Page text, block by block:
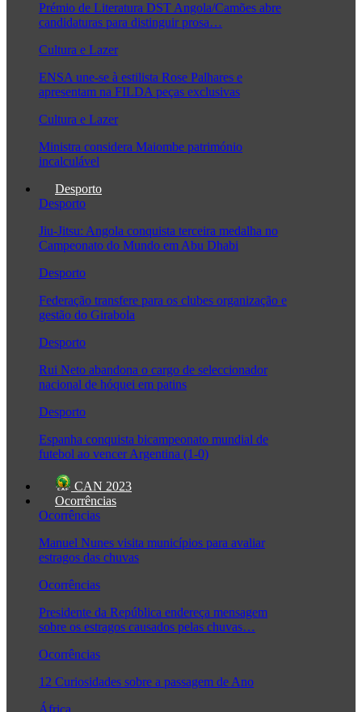
Prémio de Literatura DST Angola/Camões abre
candidaturas para distinguir prosa…
Cultura e Lazer
ENSA une-se à estilista Rose Palhares e
apresentam na FILDA peças exclusivas
Cultura e Lazer
Ministra considera Maiombe património
incalculável
Desporto
Desporto
Jiu-Jitsu: Angola conquista terceira medalha no
Campeonato do Mundo em Abu Dhabi
Desporto
Federação transfere para os clubes organização e
gestão do Girabola
Desporto
Rui Neto abandona o cargo de seleccionador
nacional de hóquei em patins
Desporto
Espanha conquista bicampeonato mundial de
futebol ao vencer Argentina (1-0)
CAN 2023
Ocorrências
Ocorrências
Manuel Nunes visita municípios para avaliar
estragos das chuvas
Ocorrências
Presidente da República endereça mensagem
sobre os estragos causados pelas chuvas…
Ocorrências
12 Curiosidades sobre a passagem de Ano
África